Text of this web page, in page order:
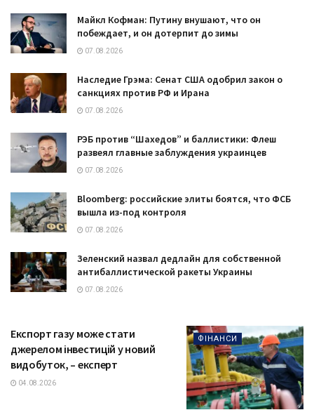
Майкл Кофман: Путину внушают, что он
побеждает, и он дотерпит до зимы
07.08.2026
Наследие Грэма: Сенат США одобрил закон о
санкциях против РФ и Ирана
07.08.2026
РЭБ против “Шахедов” и баллистики: Флеш
развеял главные заблуждения украинцев
07.08.2026
Bloomberg: российские элиты боятся, что ФСБ
вышла из-под контроля
07.08.2026
Зеленский назвал дедлайн для собственной
антибаллистической ракеты Украины
07.08.2026
ФІНАНСИ
Експорт газу може стати
джерелом інвестицій у новий
видобуток, – експерт
04.08.2026